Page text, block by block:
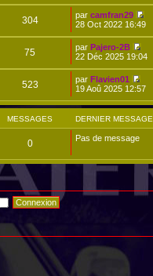
304 parcamfran29
28 Oct 2022 16:49
75 parPajero-2B
22 Déc 2025 19:04
523 parFlavien01
19 Aoû 2025 12:57
MESSAGES DERNIER MESSAGE
0 Pas de message